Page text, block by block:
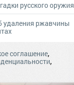
русского оружия
удаления ржавчины
соглашение,
,